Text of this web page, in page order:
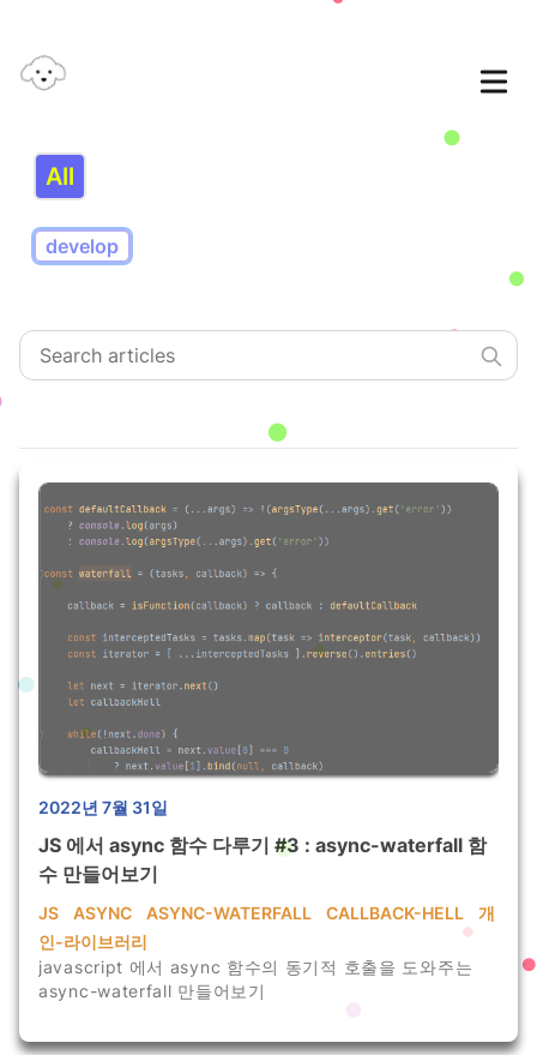
All
develop
2022년 7월 31일
JS 에서 async 함수 다루기 #3 : async-waterfall 함
수 만들어보기
JS ASYNC ASYNC-WATERFALL CALLBACK-HELL
개
인-라이브러리
javascript 에서 async 함수의 동기적 호출을 도와주는
async-waterfall 만들어보기